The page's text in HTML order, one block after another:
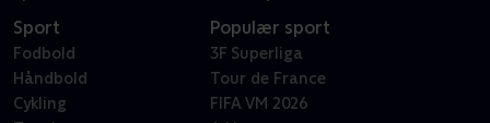
Sport
Fodbold
Håndbold
Cykling
Populær sport
3F Superliga
Tour de France
FIFA VM 2026